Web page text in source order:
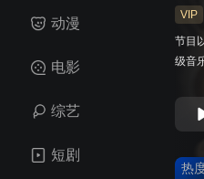
动漫
电影
综艺
短剧
VIP
节目
级音
热